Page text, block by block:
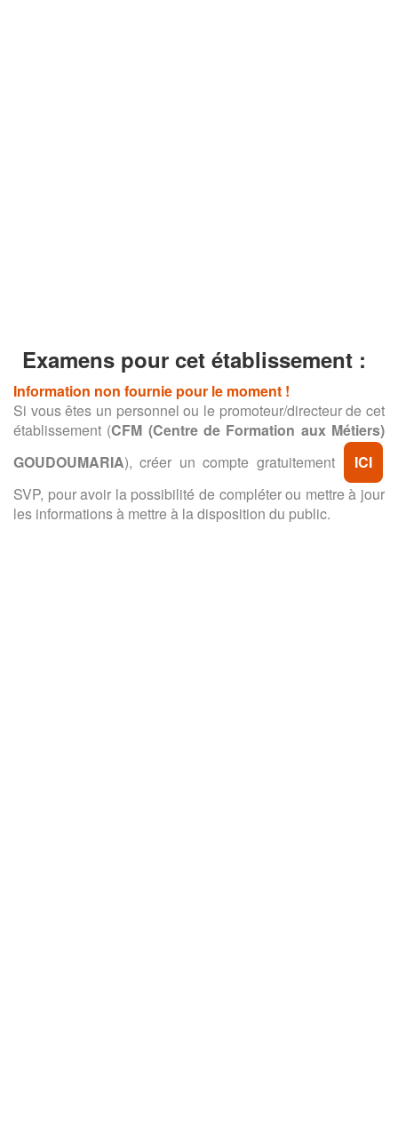
Examens pour cet établissement :
Information non fournie pour le moment !
Si vous êtes un personnel ou le promoteur/directeur de cet
établissement (CFM (Centre de Formation aux Métiers)
GOUDOUMARIA), créer un compte gratuitement
ICI
SVP, pour avoir la possibilité de compléter ou mettre à jour
les informations à mettre à la disposition du public.